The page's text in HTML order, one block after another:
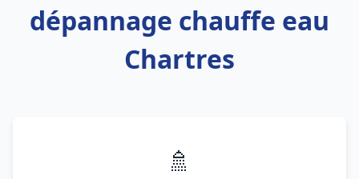
dépannage chauffe eau
Chartres
🚿